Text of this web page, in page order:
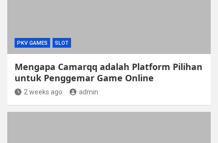
PKV GAMES SLOT
Mengapa Camarqq adalah Platform Pilihan
untuk Penggemar Game Online
2 weeks ago admin